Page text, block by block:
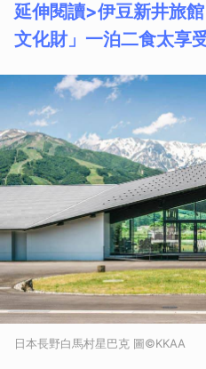
延伸閱讀>伊豆新井旅
文化財」一泊二食太享
日本長野白馬村星巴克 圖©KKAA